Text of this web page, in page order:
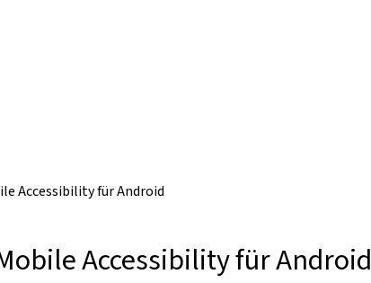
Accessibility für Android
Accessibility für Android